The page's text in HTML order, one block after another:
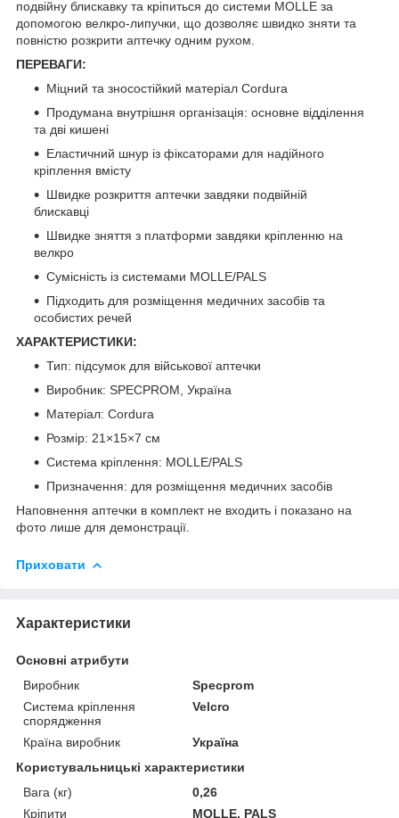
подвійну блискавку та кріпиться до системи MOLLE за
допомогою велкро-липучки, що дозволяє швидко зняти та
повністю розкрити аптечку одним рухом.
ПЕРЕВАГИ:
Міцний та зносостійкий матеріал Cordura
Продумана внутрішня організація: основне відділення
та дві кишені
Еластичний шнур із фіксаторами для надійного
кріплення вмісту
Швидке розкриття аптечки завдяки подвійній
блискавці
Швидке зняття з платформи завдяки кріпленню на
велкро
Сумісність із системами MOLLE/PALS
Підходить для розміщення медичних засобів та
особистих речей
ХАРАКТЕРИСТИКИ:
Тип: підсумок для військової аптечки
Виробник: SPECPROM, Україна
Матеріал: Cordura
Розмір: 21×15×7 см
Система кріплення: MOLLE/PALS
Призначення: для розміщення медичних засобів
Наповнення аптечки в комплект не входить і показано на
фото лише для демонстрації.
Приховати
Характеристики
Основні атрибути
Виробник
Specprom
Система кріплення
спорядження
Velcro
Країна виробник
Україна
Користувальницькі характеристики
Вага (кг)
0,26
Кріпити
MOLLE, PALS